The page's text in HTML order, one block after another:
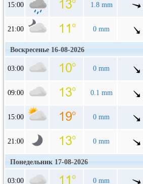
15:00 1.8 mm
21:00 0 mm
Воскресенье 16-08-2026
03:00 0 mm
09:00 0.1 mm
15:00 0 mm
21:00 0 mm
Понедельник 17-08-2026
03:00 0 mm